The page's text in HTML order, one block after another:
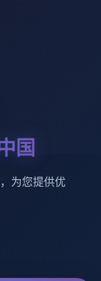
国
为您提供优